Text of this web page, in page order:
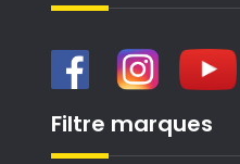
Filtre marques